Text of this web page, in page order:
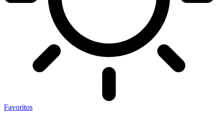
Favoritos